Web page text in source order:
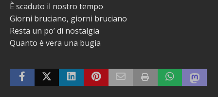
È scaduto il nostro tempo
Giorni bruciano, giorni bruciano
Resta un po’ di nostalgia
Quanto è vera una bugia